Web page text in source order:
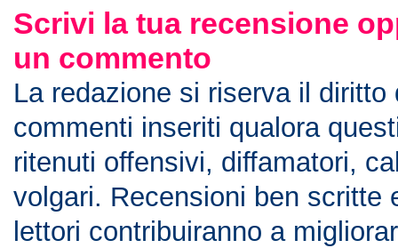
Scrivi la tua recensione
un commento
La redazione si riserva il diritto
commenti inseriti qualora
ritenuti offensivi, diffamatori,
volgari. Recensioni ben scritte
lettori contribuiranno a